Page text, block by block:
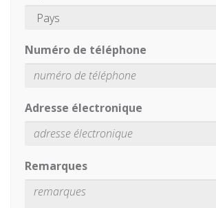
Numéro de téléphone
Adresse électronique
Remarques